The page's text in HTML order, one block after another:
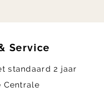
Service
standaard 2 jaar
Centrale